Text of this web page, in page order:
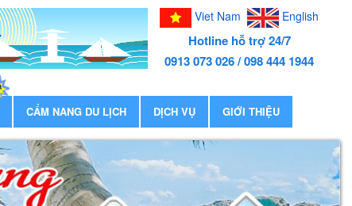
Viet Nam English
Hotline hỗ trợ 24/7
0913 073 026 / 098 444 1944
CẨM NANG DU LỊCH DỊCH VỤ GIỚI THIỆU